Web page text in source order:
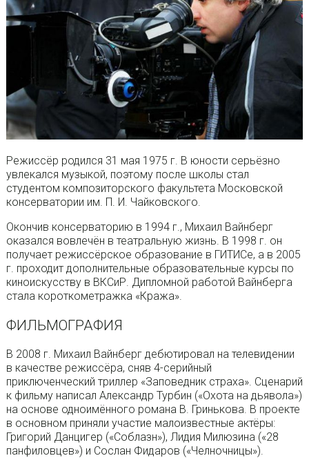
Режиссёр родился 31 мая 1975 г. В юности серьёзно
увлекался музыкой, поэтому после школы стал
студентом композиторского факультета Московской
консерватории им. П. И. Чайковского.
Окончив консерваторию в 1994 г., Михаил Вайнберг
оказался вовлечён в театральную жизнь. В 1998 г. он
получает режиссёрское образование в ГИТИСе, а в 2005
г. проходит дополнительные образовательные курсы по
киноискусству в ВКСиР. Дипломной работой Вайнберга
стала короткометражка «Кража».
ФИЛЬМОГРАФИЯ
В 2008 г. Михаил Вайнберг дебютировал на телевидении
в качестве режиссёра, сняв 4-серийный
приключенческий триллер «Заповедник страха». Сценарий
к фильму написал Александр Турбин («Охота на дьявола»)
на основе одноимённого романа В. Гринькова. В проекте
в основном приняли участие малоизвестные актёры:
Григорий Данцигер («Соблазн»), Лидия Милюзина («28
панфиловцев») и Сослан Фидаров («Челночницы»).